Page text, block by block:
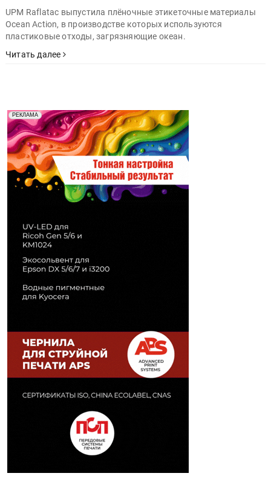
UPM Raflatac выпустила плёночные этикеточные материалы
Ocean Action, в производстве которых используются
пластиковые отходы, загрязняющие океан.
Читать далее
РЕКЛАМА
Реклама. Рекламодатель ООО "Передовые Системы
Печати" erid: 2SDnjd2d4Qz